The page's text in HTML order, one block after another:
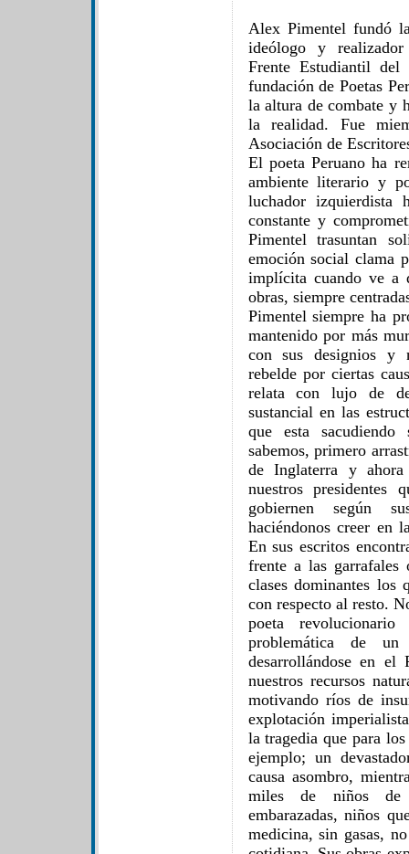
Alex Pimentel fundó
ideólogo y
Frente Estudiantil
fundación de Poetas
la altura de combate y
la realidad. Fue
Asociación de
El poeta Peruano ha
ambiente literario y
luchador izquierdista
constante y
Pimentel trasuntan
emoción social clama
implícita cuando ve a
obras, siempre
Pimentel siempre ha
mantenido por más
con sus designios y
rebelde por ciertas
relata con lujo de
sustancial en las
que esta sacudiendo
sabemos, primero
de Inglaterra y
nuestros presidentes
gobiernen según
haciéndonos creer en
En sus escritos
frente a las garrafales
clases dominantes los
con respecto al resto.
poeta
problemática de
desarrollándose en el
nuestros recursos
motivando ríos de
explotación
la tragedia que para
ejemplo; un
causa asombro,
miles de niños de
embarazadas, niños
medicina, sin gasas,